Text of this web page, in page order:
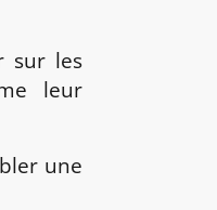
sur les
leur
une